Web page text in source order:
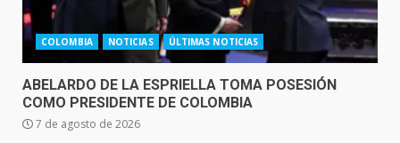
COLOMBIA NOTICIAS ÚLTIMAS NOTICIAS
ABELARDO DE LA ESPRIELLA TOMA POSESIÓN
COMO PRESIDENTE DE COLOMBIA
7 de agosto de 2026